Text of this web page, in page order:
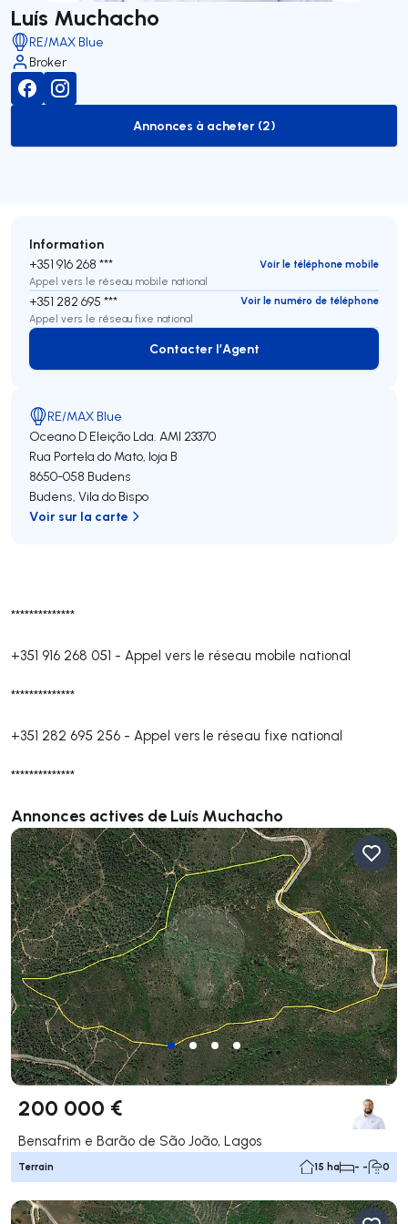
Luís Muchacho
RE/MAX Blue
Broker
to-buy-listing
Annonces à acheter (2)
**************
+351 916 268 051 - Appel vers le réseau mobile national
**************
+351 282 695 256 - Appel vers le réseau fixe national
**************
Annonces actives de Luís Muchacho
200 000 €
Bensafrim e Barão de São João, Lagos
Terrain 15 ha - - 0
Information
+351 916 268 ***
Voir le téléphone mobile
Appel vers le réseau mobile national
+351 282 695 ***
Voir le numéro de téléphone
Appel vers le réseau fixe national
Contacter l’Agent
Contacter l’Agent
RE/MAX Blue
Oceano D Eleição Lda. AMI 23370
Rua Portela do Mato, loja B
8650-058 Budens
Budens, Vila do Bispo
Voir sur la carte